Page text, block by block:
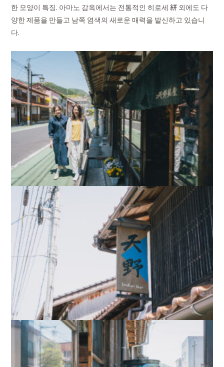
한 모양이 특징. 아마노 감옥에서는 전통적인 히로세 絣 외에도 다
양한 제품을 만들고 남쪽 염색의 새로운 매력을 발신하고 있습니
다.